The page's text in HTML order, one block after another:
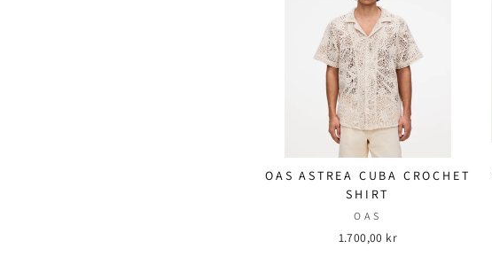
OAS ASTREA CUBA CROCHET
SHIRT
OAS
1.700,00 kr